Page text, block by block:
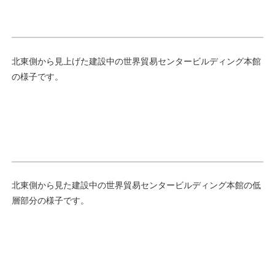
北東側から見上げた建設中の世界貿易センタービルディング本館
の様子です。
北東側から見た建設中の世界貿易センタービルディング本館の低
層部分の様子です。